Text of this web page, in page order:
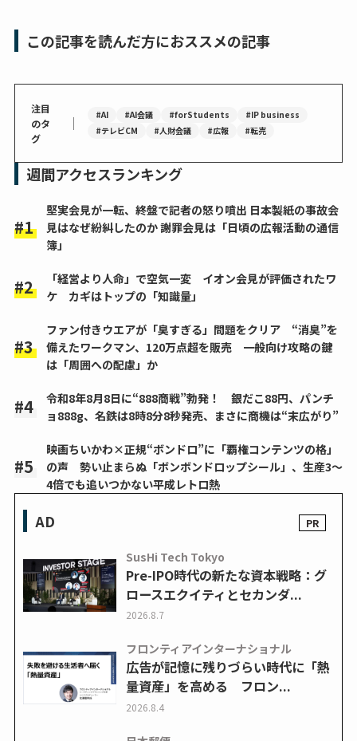
この記事を読んだ方におススメの記事
注目
のタ
グ
｜ #AI #AI会議 #forStudents
#IP business
#テレビCM
#人財会議 #広報 #転売
週間アクセスランキング
堅実会見が一転、終盤で記者の怒り噴出 日本製紙の事故会
見はなぜ紛糾したのか 謝罪会見は「日頃の広報活動の通信
簿」
「経営より人命」で空気一変 イオン会見が評価されたワ
ケ カギはトップの「知識量」
ファン付きウエアが「臭すぎる」問題をクリア “消臭”を
備えたワークマン、120万点超を販売 一般向け攻略の鍵
は「周囲への配慮」か
令和8年8月8日に“888商戦”勃発！ 銀だこ88円、パンチ
ョ888g、名鉄は8時8分8秒発売、まさに商機は“末広がり”
映画ちいかわ×正規“ボンドロ”に「覇権コンテンツの格」
の声 勢い止まらぬ「ボンボンドロップシール」、生産3～
4倍でも追いつかない平成レトロ熱
AD
SusHi Tech Tokyo
Pre-IPO時代の新たな資本戦略：グ
ロースエクイティとセカンダ...
2026.8.7
フロンティアインターナショナル
広告が記憶に残りづらい時代に「熱
量資産」を高める フロン...
2026.8.4